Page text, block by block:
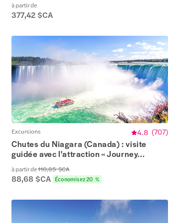
à partir de
377,42 $CA
Excursions 4.8 (707)
Chutes du Niagara (Canada) : visite
guidée avec l'attraction « Journey...
à partir de110,85 $CA
88,68 $CA Économisez 20 %